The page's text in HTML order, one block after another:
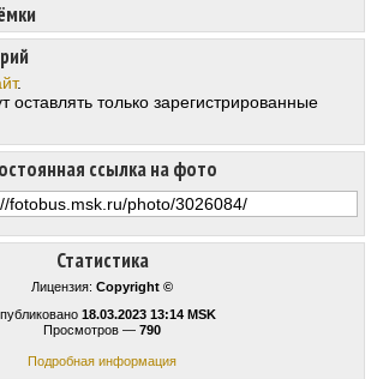
Статистика
Лицензия: Copyright ©
18.03.2023 13:14 MSK
Просмотров — 790
Подробная информация
ссылка на фото
.
оставлять только зарегистрированные